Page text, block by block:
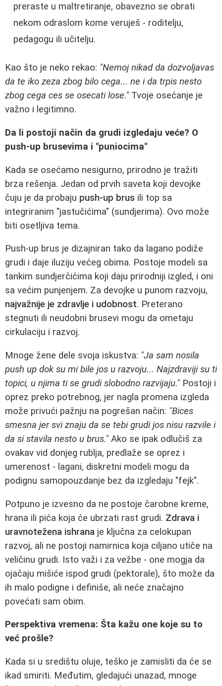
preraste u maltretiranje, obavezno se obrati
nekom odraslom kome veruješ - roditelju,
pedagogu ili učitelju.
Kao što je neko rekao: "Nemoj nikad da dozvoljavas
da te iko zeza zbog bilo cega... ne i da trpis nesto
zbog cega ces se osecati lose." Tvoje osećanje je
važno i legitimno.
Da li postoji način da grudi izgledaju veće? O
push-up brusevima i "puniocima"
Kada se osećamo nesigurno, prirodno je tražiti
brza rešenja. Jedan od prvih saveta koji devojke
čuju je da probaju push-up brus ili top sa
integriranim "jastučićima" (sundjerima). Ovo može
biti osetljiva tema.
Push-up brus je dizajniran tako da lagano podiže
grudi i daje iluziju većeg obima. Postoje modeli sa
tankim sundjerčićima koji daju prirodniji izgled, i oni
sa većim punjenjem. Za devojke u punom razvoju,
najvažnije je zdravlje i udobnost. Preterano
stegnuti ili neudobni brusevi mogu da ometaju
cirkulaciju i razvoj.
Mnoge žene dele svoja iskustva: "Ja sam nosila
push up dok su mi bile jos u razvoju... Najzdraviji su ti
topici, u njima ti se grudi slobodno razvijaju." Postoji i
oprez preko potrebnog, jer nagla promena izgleda
može privući pažnju na pogrešan način: "Bices
smesna jer svi znaju da se tebi grudi jos nisu razvile i
da si stavila nesto u brus." Ako se ipak odlučiš za
ovakav vid donjeg rublja, predlaže se oprez i
umerenost - lagani, diskretni modeli mogu da
podignu samopouzdanje bez da izgledaju "fejk".
Potpuno je izvesno da ne postoje čarobne kreme,
hrana ili pića koja će ubrzati rast grudi. Zdrava i
uravnotežena ishrana je ključna za celokupan
razvoj, ali ne postoji namirnica koja ciljano utiče na
veličinu grudi. Isto važi i za vežbe - one mogja da
ojačaju mišiće ispod grudi (pektorale), što može da
ih malo podigne i definiše, ali neće značajno
povećati sam obim.
Perspektiva vremena: Šta kažu one koje su to
već prošle?
Kada si u središtu oluje, teško je zamisliti da će se
ikad smiriti. Međutim, gledajući unazad, mnoge